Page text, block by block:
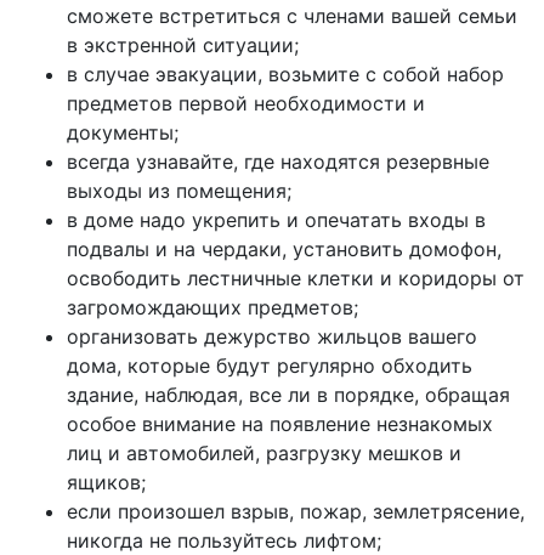
сможете встретиться с членами вашей семьи
в экстренной ситуации;
в случае эвакуации, возьмите с собой набор
предметов первой необходимости и
документы;
всегда узнавайте, где находятся резервные
выходы из помещения;
в доме надо укрепить и опечатать входы в
подвалы и на чердаки, установить домофон,
освободить лестничные клетки и коридоры от
загромождающих предметов;
организовать дежурство жильцов вашего
дома, которые будут регулярно обходить
здание, наблюдая, все ли в порядке, обращая
особое внимание на появление незнакомых
лиц и автомобилей, разгрузку мешков и
ящиков;
если произошел взрыв, пожар, землетрясение,
никогда не пользуйтесь лифтом;